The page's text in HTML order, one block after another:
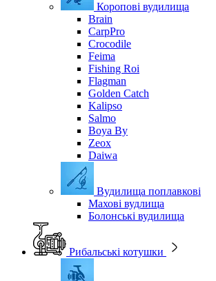
Коропові вудилища
Brain
CarpPro
Crocodile
Feima
Fishing Roi
Flagman
Golden Catch
Kalipso
Salmo
Boya By
Zeox
Daiwa
Вудилища поплавкові
Махові вудлища
Болонські вудилища
Рибальські котушки